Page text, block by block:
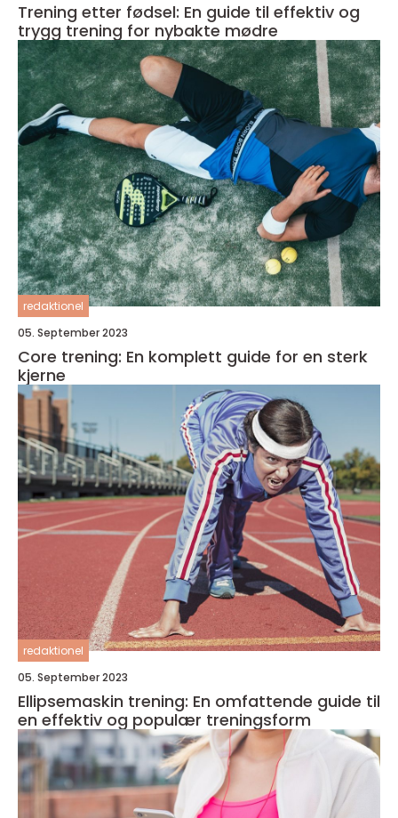
Trening etter fødsel: En guide til effektiv og
trygg trening for nybakte mødre
redaktionel
05. September 2023
Core trening: En komplett guide for en sterk
kjerne
redaktionel
05. September 2023
Ellipsemaskin trening: En omfattende guide til
en effektiv og populær treningsform